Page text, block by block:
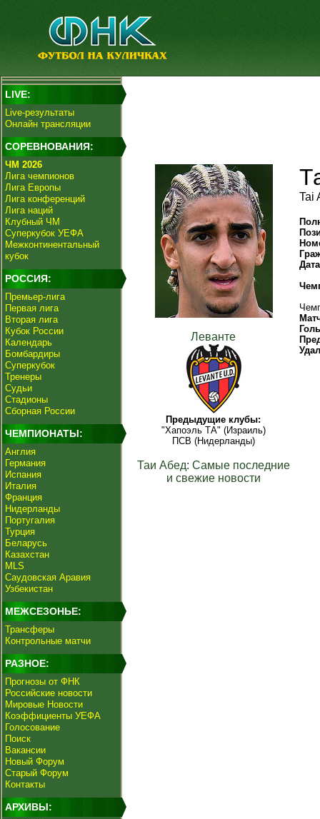
LIVE:
Live-результаты
Онлайн трансляции
СОРЕВНОВАНИЯ:
ЧМ 2026
Лига чемпионов
Лига Европы
Лига конференций
Лига наций
Клубный ЧМ
Суперкубок УЕФА
Межконтинентальный
кубок
РОССИЯ:
Премьер-лига
Первая лига
Вторая лига
Кубок России
Календарь
Бомбардиры
Суперкубок
Тренеры
Судьи
Стадионы
Сборная России
ЧЕМПИОНАТЫ:
Англия
Германия
Испания
Италия
Франция
Нидерланды
Португалия
Турция
Беларусь
Казахстан
MLS
Саудовская Аравия
Узбекистан
МЕЖСЕЗОНЬЕ:
Трансферы
Контрольные матчи
РАЗНОЕ:
Прогнозы от ФНК
Российские новости
Мировые Новости
Коэффициенты УЕФА
Голосование
Поиск
Вакансии
Новый Форум
Старый Форум
Контакты
АРХИВЫ:
Леванте
Предыдущие клубы:
"Хапоэль ТА" (Израиль)
ПСВ (Нидерланды)
Таи Абед: Самые последние
и свежие новости
Tai